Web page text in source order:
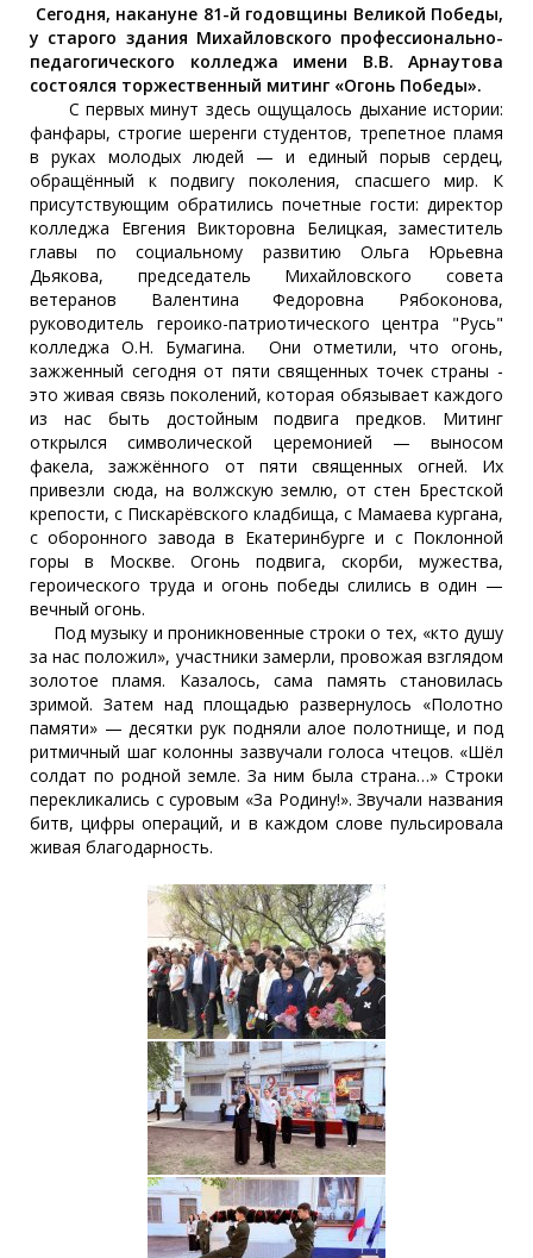
Сегодня, накануне 81-й годовщины Великой Победы,
у старого здания Михайловского профессионально-
педагогического колледжа имени В.В. Арнаутова
состоялся торжественный митинг «Огонь Победы».
С первых минут здесь ощущалось дыхание истории:
фанфары, строгие шеренги студентов, трепетное пламя
в руках молодых людей — и единый порыв сердец,
обращённый к подвигу поколения, спасшего мир. К
присутствующим обратились почетные гости: директор
колледжа Евгения Викторовна Белицкая, заместитель
главы по социальному развитию Ольга Юрьевна
Дьякова, председатель Михайловского совета
ветеранов Валентина Федоровна Рябоконова,
руководитель героико-патриотического центра "Русь"
колледжа О.Н. Бумагина. Они отметили, что огонь,
зажженный сегодня от пяти священных точек страны -
это живая связь поколений, которая обязывает каждого
из нас быть достойным подвига предков. Митинг
открылся символической церемонией — выносом
факела, зажжённого от пяти священных огней. Их
привезли сюда, на волжскую землю, от стен Брестской
крепости, с Пискарёвского кладбища, с Мамаева кургана,
с оборонного завода в Екатеринбурге и с Поклонной
горы в Москве. Огонь подвига, скорби, мужества,
героического труда и огонь победы слились в один —
вечный огонь.
Под музыку и проникновенные строки о тех, «кто душу
за нас положил», участники замерли, провожая взглядом
золотое пламя. Казалось, сама память становилась
зримой. Затем над площадью развернулось «Полотно
памяти» — десятки рук подняли алое полотнище, и под
ритмичный шаг колонны зазвучали голоса чтецов. «Шёл
солдат по родной земле. За ним была страна…» Строки
перекликались с суровым «За Родину!». Звучали названия
битв, цифры операций, и в каждом слове пульсировала
живая благодарность.